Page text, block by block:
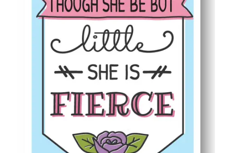
Design prietenos cu imprimanta - tipografia curată